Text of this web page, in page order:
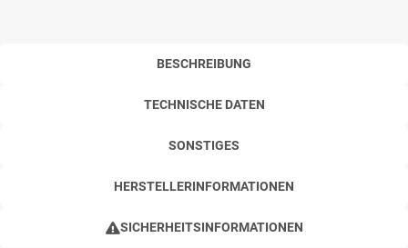
BESCHREIBUNG
TECHNISCHE DATEN
SONSTIGES
HERSTELLERINFORMATIONEN
SICHERHEITSINFORMATIONEN